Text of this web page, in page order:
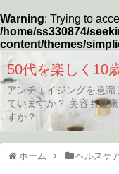
Warning: Trying to
/home/ss330874/
content/themes/
50代を楽しく10
アンチエイジングを意
ていますか？ 美容も健
すか？
ホーム ヘルスケ